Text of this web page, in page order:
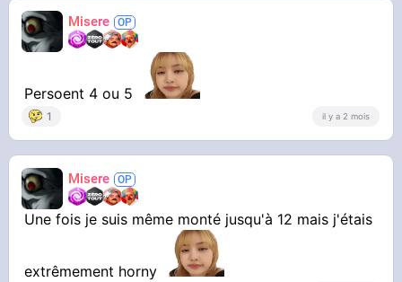
Misere
Persoent 4 ou 5
1 il y a 2 mois
Misere
Une fois je suis même monté jusqu'à 12 mais j'étais
extrêmement horny